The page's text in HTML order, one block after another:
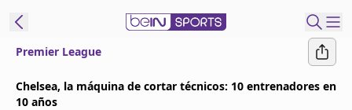
Premier League
Chelsea, la máquina de cortar técnicos: 10 entrenadores en
10 años